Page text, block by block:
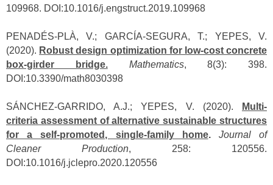
109968. DOI:10.1016/j.engstruct.2019.109968
PENADÉS-PLÀ, V.; GARCÍA-SEGURA, T.; YEPES, V.
(2020). Robust design optimization for low-cost concrete
box-girder bridge.
Mathematics, 8(3): 398.
DOI:10.3390/math8030398
SÁNCHEZ-GARRIDO, A.J.; YEPES, V. (2020).
Multi-
criteria assessment of alternative sustainable structures
for a self-promoted, single-family home.
Journal of
Cleaner Production, 258: 120556.
DOI:10.1016/j.jclepro.2020.120556